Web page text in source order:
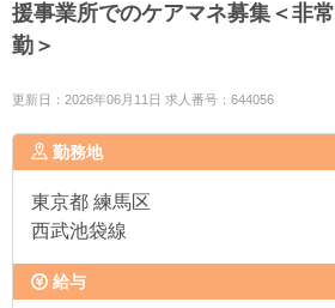
援事業所でのケアマネ募集＜非常
勤＞
更新日：2026年06月11日 求人番号：644056
勤務地
東京都 練馬区
西武池袋線
給与